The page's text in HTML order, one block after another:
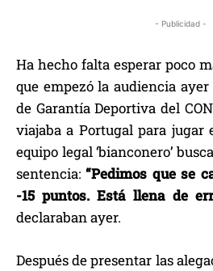
- Publicidad -
Ha hecho falta esperar poco
que empezó la audiencia
de Garantía Deportiva del
viajaba a Portugal para jugar
equipo legal ‘bianconero’
sentencia:“Pedimos que se
-15 puntos. Está llena de
declaraban ayer.
Después de presentar las